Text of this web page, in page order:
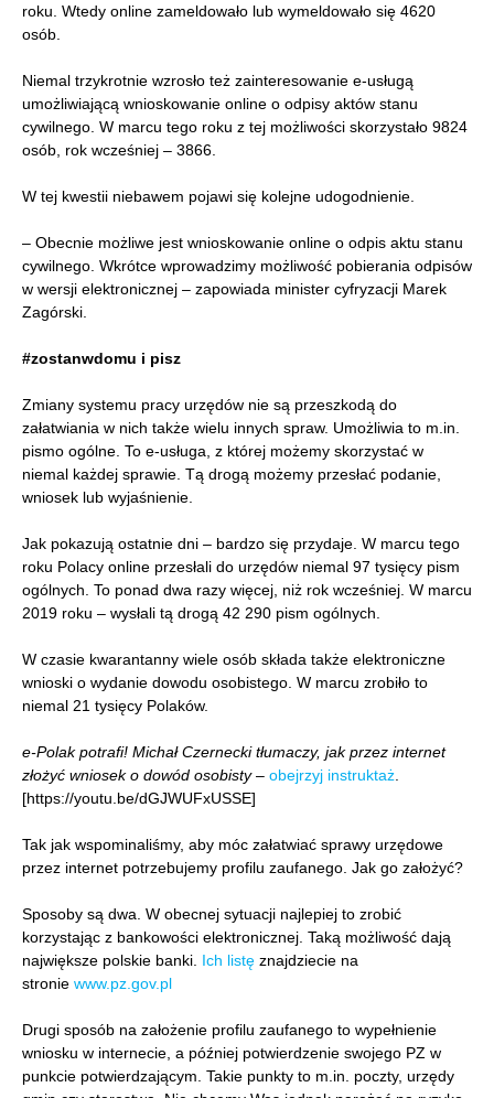
roku. Wtedy online zameldowało lub wymeldowało się 4620
osób.
Niemal trzykrotnie wzrosło też zainteresowanie e-usługą
umożliwiającą wnioskowanie online o odpisy aktów stanu
cywilnego. W marcu tego roku z tej możliwości skorzystało 9824
osób, rok wcześniej – 3866.
W tej kwestii niebawem pojawi się kolejne udogodnienie.
– Obecnie możliwe jest wnioskowanie online o odpis aktu stanu
cywilnego. Wkrótce wprowadzimy możliwość pobierania odpisów
w wersji elektronicznej – zapowiada minister cyfryzacji Marek
Zagórski.
#zostanwdomu i pisz
Zmiany systemu pracy urzędów nie są przeszkodą do
załatwiania w nich także wielu innych spraw. Umożliwia to m.in.
pismo ogólne. To e-usługa, z której możemy skorzystać w
niemal każdej sprawie. Tą drogą możemy przesłać podanie,
wniosek lub wyjaśnienie.
Jak pokazują ostatnie dni – bardzo się przydaje. W marcu tego
roku Polacy online przesłali do urzędów niemal 97 tysięcy pism
ogólnych. To ponad dwa razy więcej, niż rok wcześniej. W marcu
2019 roku – wysłali tą drogą 42 290 pism ogólnych.
W czasie kwarantanny wiele osób składa także elektroniczne
wnioski o wydanie dowodu osobistego. W marcu zrobiło to
niemal 21 tysięcy Polaków.
e-Polak potrafi! Michał Czernecki tłumaczy, jak przez internet
złożyć wniosek o dowód osobisty– obejrzyj instruktaż
[https://youtu.be/dGJWUFxUSSE]
Tak jak wspominaliśmy, aby móc załatwiać sprawy urzędowe
przez internet potrzebujemy profilu zaufanego. Jak go założyć?
Sposoby są dwa. W obecnej sytuacji najlepiej to zrobić
korzystając z bankowości elektronicznej. Taką możliwość dają
największe polskie banki. Ich listę znajdziecie na
stronie www.pz.gov.pl
Drugi sposób na założenie profilu zaufanego to wypełnienie
wniosku w internecie, a później potwierdzenie swojego PZ w
punkcie potwierdzającym. Takie punkty to m.in. poczty, urzędy